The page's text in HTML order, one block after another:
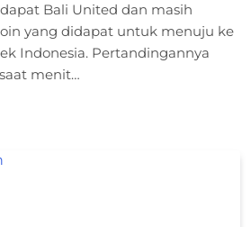
Bali United dan masih
yang didapat untuk menuju ke
Indonesia. Pertandingannya
menit…